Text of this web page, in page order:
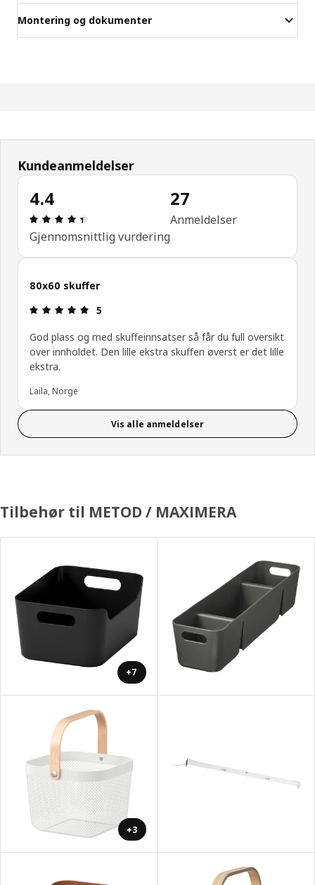
Montering og dokumenter
Kundeanmeldelser
4.4
Produktomtale: 4.4 ingen kundevurdering 5
Gjennomsnittlig vurdering
27
Anmeldelser
80x60 skuffer
Produktomtale: 5 ingen kundevurdering 5
5
God plass og med skuffeinnsatser så får du full oversikt
over innholdet. Den lille ekstra skuffen øverst er det lille
ekstra.
Laila, Norge
Vis alle anmeldelser
Tilbehør til METOD / MAXIMERA
+7
+3